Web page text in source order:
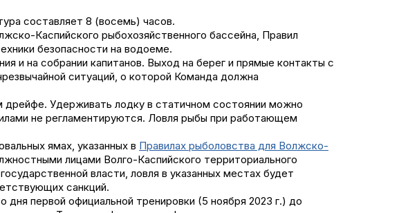
составляет 8 (восемь) часов.
Каспийского рыбохозяйственного бассейна, Правил
безопасности на водоеме.
и на собрании капитанов. Выход на берег и прямые контакты с
ситуаций, о которой Команда должна
дрейфе. Удерживать лодку в статичном состоянии можно
не регламентируются. Ловля рыбы при работающем
ямах, указанных в Правилах рыболовства для Волжско-
лицами Волго-Каспийского территориального
власти, ловля в указанных местах будет
санкций.
первой официальной тренировки (5 ноября 2023 г.) до